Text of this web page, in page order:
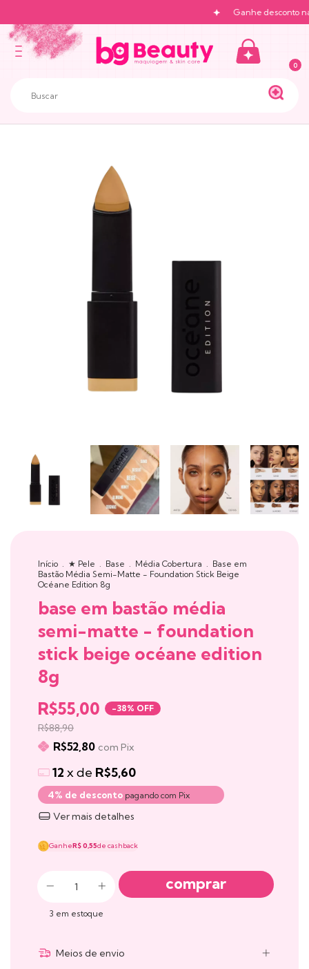
Ganhe desconto na
0
Início . ★ Pele . Base . Média Cobertura . Base em
Bastão Média Semi-Matte - Foundation Stick Beige
Océane Edition 8g
base em bastão média
semi-matte - foundation
stick beige océane edition
8g
R$55,00 -38% OFF
R$88,90
R$52,80 com Pix
12 x de R$5,60
4% de desconto pagando com Pix
Ver mais detalhes
GanheR$ 0,55de cashback
3 em estoque
Meios de envio